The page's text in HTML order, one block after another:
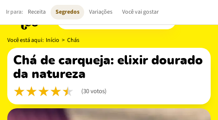
Você está aqui: Início > Chás
chá de carqueja: elixir dourado
da natureza
(30 votos)
Ir para: Receita Segredos Variações Você vai gostar